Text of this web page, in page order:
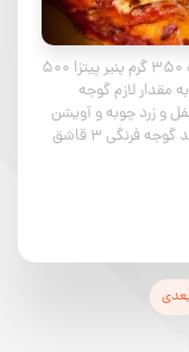
مواد لازم برای تهیه پیتزا گوشت و قارچ گوشت چرخ کرده ۳۵۰ گرم پنیر پیتزا ۵۰۰
ایی رنگی به مقدار لازم گوجه
عدد سیر ۳ حبه نمک و فلفل و زرد چوبه و آویشن
به مقدار لازم رب گوجه فرنگی ۲ قاشق غذاخوری سس تند گوجه فرنگی ۳ قاشق
بعدی